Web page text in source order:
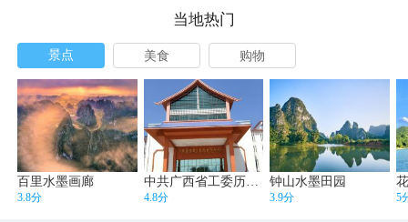
当地热门
景点 美食 购物
百里水墨画廊
3.8分
中共广西省工委历史博物馆
4.8分
钟山水墨田园
3.9分 5